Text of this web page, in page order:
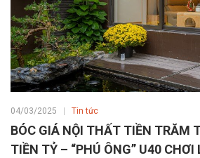
04/03/2025 Tin tức
BÓC GIÁ NỘI THẤT TIỀN TRĂM
TIỀN TỶ – “PHÚ ÔNG” U40 CHƠI